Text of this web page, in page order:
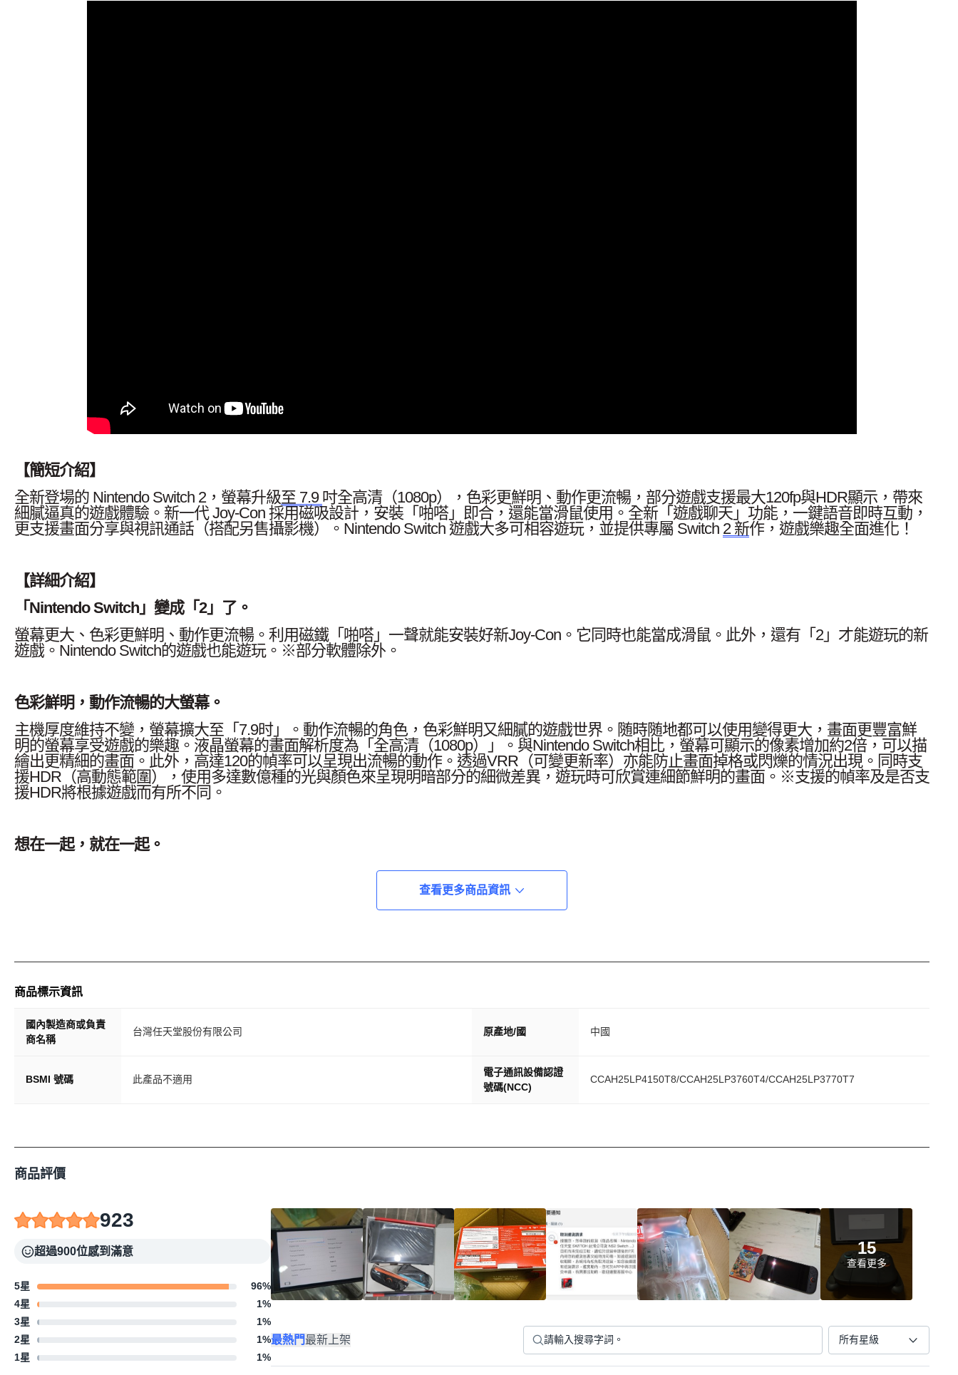
【簡短介紹】
全新登場的 Nintendo Switch 2，螢幕升級至 7.9 吋全高清（1080p），色彩更鮮明、動作更流暢，部分遊戲支援最大120fp與HDR顯示，帶來
細膩逼真的遊戲體驗。新一代 Joy-Con 採用磁吸設計，安裝「啪嗒」即合，還能當滑鼠使用。全新「遊戲聊天」功能，一鍵語音即時互動，
更支援畫面分享與視訊通話（搭配另售攝影機）。Nintendo Switch 遊戲大多可相容遊玩，並提供專屬 Switch 2 新作，遊戲樂趣全面進化！
【詳細介紹】
「Nintendo Switch」變成「2」了。
螢幕更大、色彩更鮮明、動作更流暢。利用磁鐵「啪嗒」一聲就能安裝好新Joy-Con。它同時也能當成滑鼠。此外，還有「2」才能遊玩的新
遊戲。Nintendo Switch的遊戲也能遊玩。※部分軟體除外。
色彩鮮明，動作流暢的大螢幕。
主機厚度維持不變，螢幕擴大至「7.9时」。動作流暢的角色，色彩鮮明又細膩的遊戲世界。随時随地都可以使用變得更大，畫面更豐富鮮
明的螢幕享受遊戲的樂趣。液晶螢幕的畫面解析度為「全高清（1080p）」。與Nintendo Switch相比，螢幕可顯示的像素增加約2倍，可以描
繪出更精細的畫面。此外，高達120的幀率可以呈現出流暢的動作。透過VRR（可變更新率）亦能防止畫面掉格或閃爍的情況出現。同時支
援HDR（高動態範圍），使用多達數億種的光與顏色來呈現明暗部分的細微差異，遊玩時可欣賞連細節鮮明的畫面。※支援的幀率及是否支
援HDR將根據遊戲而有所不同。
想在一起，就在一起。
新功能――「遊戲聊天」。只靠一個按鍵，隨時都能在遊玩時輕松開始聊天。聊天時也可以分享正在
遊玩的遊戲畫面。主機上方新增了USB Type-C®插孔，只要連接至隨付的電源供應器就能同時充電，長時間遊玩。除此之外也可以USB攝影
【組合內容】 ・Nintendo Switch 2主機 ・Joy-Con 2 (L) ：1個 ・Joy-Con 2 (R) ：1個 ・Nintendo Switch 2底座：1個 ・Joy-Con 2握把：1
個 ・Nintendo Switch 2 AC變壓器：1個 ・USB-C®充電線：1個 ・Joy-Con 2腕帶：2條 ・Ultra High Speed HDMIⓇCable：1條 ・
Nintendo Switch 2遊戲軟體《瑪利歐賽車世界》 保固期：1年保固期 一、本產品享有原廠一年保固，一切保固條款皆依照官方說明為準。
詳細保固說明請見官方網頁：http://www.nintendo.tw/switch/support/eula/repair_polichy.html 二、請妥善保留主機外盒以便申請保固維修
查看更多商品資訊
商品標示資訊
國內製造商或負責
商名稱
台灣任天堂股份有限公司 原產地/國 中國
BSMI 號碼 此產品不適用
電子通訊設備認證
號碼(NCC)
CCAH25LP4150T8/CCAH25LP3760T4/CCAH25LP3770T7
商品評價
923
超過900位感到滿意
5星 96%
4星
1%
3星
1%
2星
1%
1星
1%
15
查看更多
最熱門最新上架 所有星級